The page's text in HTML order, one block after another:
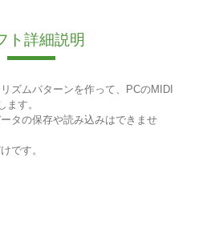
ト詳細説明
ズムパターンを作って、PCのMIDI
す。
タの保存や読み込みはできませ
です。